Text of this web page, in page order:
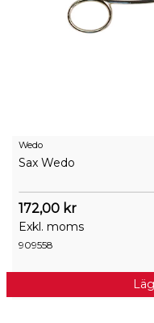
Wedo
Sax Wedo
172,00 kr
Exkl. moms
909558